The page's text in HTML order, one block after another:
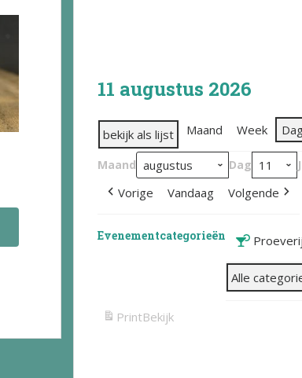
11 augustus 2026
bekijk als lijst Maand Week
Maand Dag
Vorige Vandaag Volgende
Evenementcategorieën
Alle
PrintBekijk